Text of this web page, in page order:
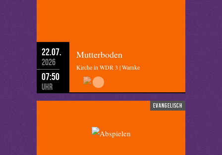
22.07.
2026
07:50
Uhr
Mutterboden
Kirche in WDR 3 | Warnke
evangelisch